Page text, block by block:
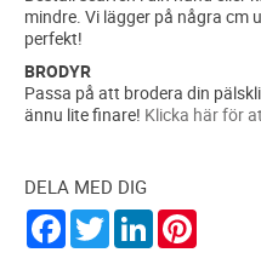
mindre. Vi lägger på några
perfekt!
BRODYR
Passa på att brodera din
ännu lite finare! Klicka här för
DELA MED DIG
F
T
w
L